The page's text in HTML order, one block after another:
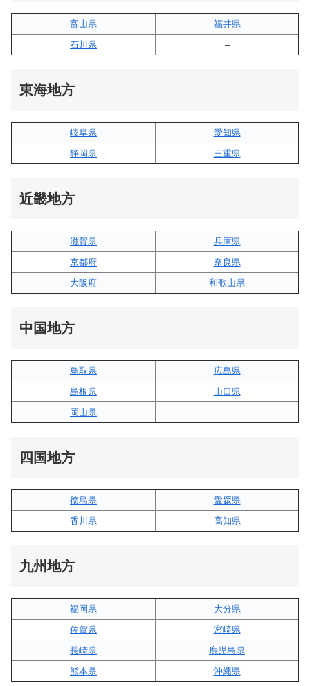
富山県
福井県
石川県
–
東海地方
岐阜県
愛知県
静岡県
三重県
近畿地方
滋賀県
兵庫県
京都府
奈良県
大阪府
和歌山県
中国地方
鳥取県
広島県
島根県
山口県
岡山県
–
四国地方
徳島県
愛媛県
香川県
高知県
九州地方
福岡県
大分県
佐賀県
宮崎県
長崎県
鹿児島県
熊本県
沖縄県